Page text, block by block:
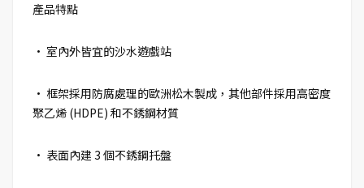
產品特點
• 室內外皆宜的沙水遊戲站
• 框架採用防腐處理的歐洲松木製成，其他部件採用高密度
聚乙烯 (HDPE) 和不銹鋼材質
• 表面內建 3 個不銹鋼托盤